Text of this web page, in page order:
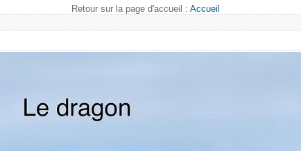
Retour sur la page d'accueil : Accueil